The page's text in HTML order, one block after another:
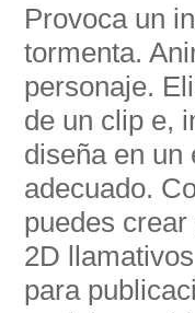
Provoca un
tormenta.
personaje.
de un clip e,
diseña en un
adecuado.
puedes
2D
para